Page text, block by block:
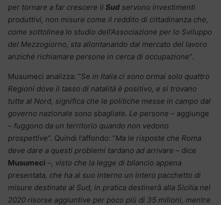
per tornare a far crescere il Sud servono investimenti
produttivi, non misure come il reddito di cittadinanza che,
come sottolinea lo studio dell’Associazione per lo Sviluppo
del Mezzogiorno, sta allontanando dal mercato del lavoro
anziché richiamare persone in cerca di occupazione“.
Musumeci analizza: “Se in Italia ci sono ormai solo quattro
Regioni dove il tasso di natalità è positivo, e si trovano
tutte al Nord, significa che le politiche messe in campo dal
governo nazionale sono sbagliate. Le persone – aggiunge
– fuggono da un territorio quando non vedono
prospettive“. Quindi l’affondo: “Ma le risposte che Roma
deve dare a questi problemi tardano ad arrivare – dice
Musumeci –, visto che la legge di bilancio appena
presentata, che ha al suo interno un intero pacchetto di
misure destinate al Sud, in pratica destinerà alla Sicilia nel
2020 risorse aggiuntive per poco più di 35 milioni, mentre